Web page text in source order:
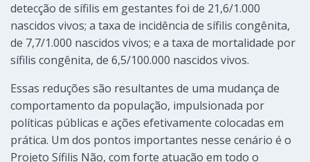
detecção de sífilis em gestantes foi de 21,6/1.000
nascidos vivos; a taxa de incidência de sífilis congênita,
de 7,7/1.000 nascidos vivos; e a taxa de mortalidade por
sífilis congênita, de 6,5/100.000 nascidos vivos.
Essas reduções são resultantes de uma mudança de
comportamento da população, impulsionada por
políticas públicas e ações efetivamente colocadas em
prática. Um dos pontos importantes nesse cenário é o
Projeto Sífilis Não, com forte atuação em todo o